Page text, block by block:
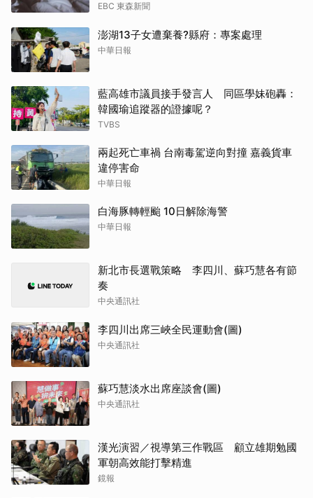
EBC 東森新聞
澎湖13子女遭棄養?縣府：專案處理
中華日報
藍高雄市議員接手發言人 同區學妹砲轟：
韓國瑜追蹤器的證據呢？
TVBS
兩起死亡車禍 台南毒駕逆向對撞 嘉義貨車
違停害命
中華日報
白海豚轉輕颱 10日解除海警
中華日報
新北市長選戰策略 李四川、蘇巧慧各有節
奏
中央通訊社
李四川出席三峽全民運動會(圖)
中央通訊社
蘇巧慧淡水出席座談會(圖)
中央通訊社
漢光演習／視導第三作戰區 顧立雄期勉國
軍朝高效能打擊精進
鏡報